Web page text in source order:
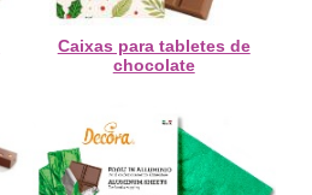
Caixas para tabletes de
chocolate